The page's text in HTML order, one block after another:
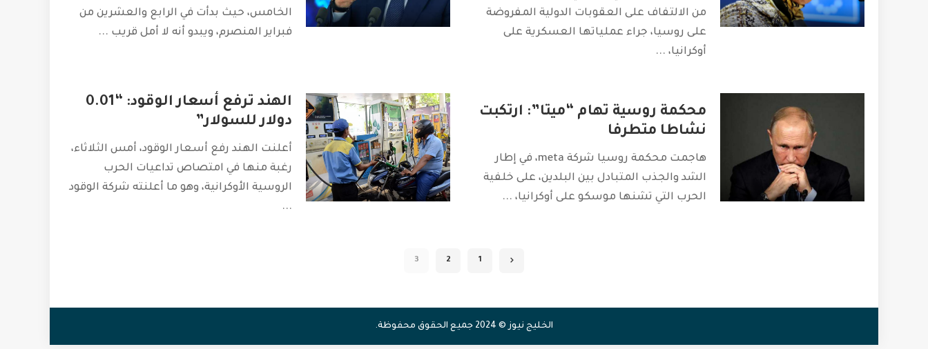
من الالتفاف على العقوبات الدولية المفروضة
على روسيا، جراء عملياتها العسكرية على
أوكرانيا، ...
الخامس، حيث بدأت في الرابع والعشرين من
فبراير المنصرم، ويبدو أنه لا أمل قريب ...
محكمة روسية تهام “ميتا”: ارتكبت
نشاطا متطرفا
هاجمت محكمة روسيا شركة meta، في إطار
الشد والجذب المتبادل بين البلدين، على خلفية
الحرب التي تشنها موسكو على أوكرانيا، ...
الهند ترفع أسعار الوقود: “0.01
دولار للسولار”
أعلنت الهند رفع أسعار الوقود، أمس الثلاثاء،
رغبة منها في امتصاص تداعيات الحرب
الروسية الأوكرانية، وهو ما أعلنته شركة الوقود
...
1
2
3
الخليج نيوز © 2024 جميع الحقوق محفوظة.